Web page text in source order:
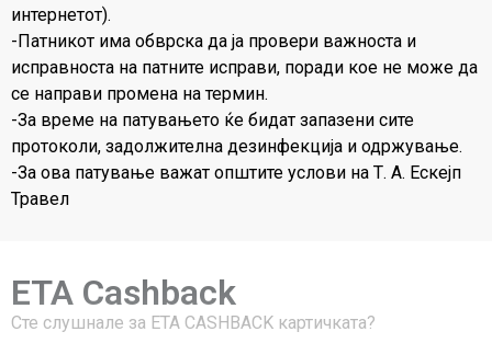
интернетот).
-Патникот има обврска да ја провери важноста и
исправноста на патните исправи, поради кое не може да
се направи промена на термин.
-За време на патувањето ќе бидат запазени сите
протоколи, задолжителна дезинфекција и одржување.
-За ова патување важат општите услови на Т. А. Ескејп
Травел
ETA Cashback
Сте слушнале за ЕТА CASHBACK картичката?